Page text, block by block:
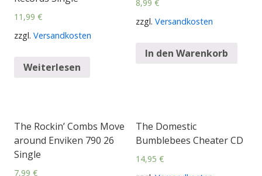
11,99 €
zzgl. Versandkosten
Weiterlesen
8,99 €
zzgl. Versandkosten
In den Warenkorb
The Rockin’ Combs Move
around Enviken 790 26
Single
7,99 €
The Domestic
Bumblebees Cheater CD
14,95 €